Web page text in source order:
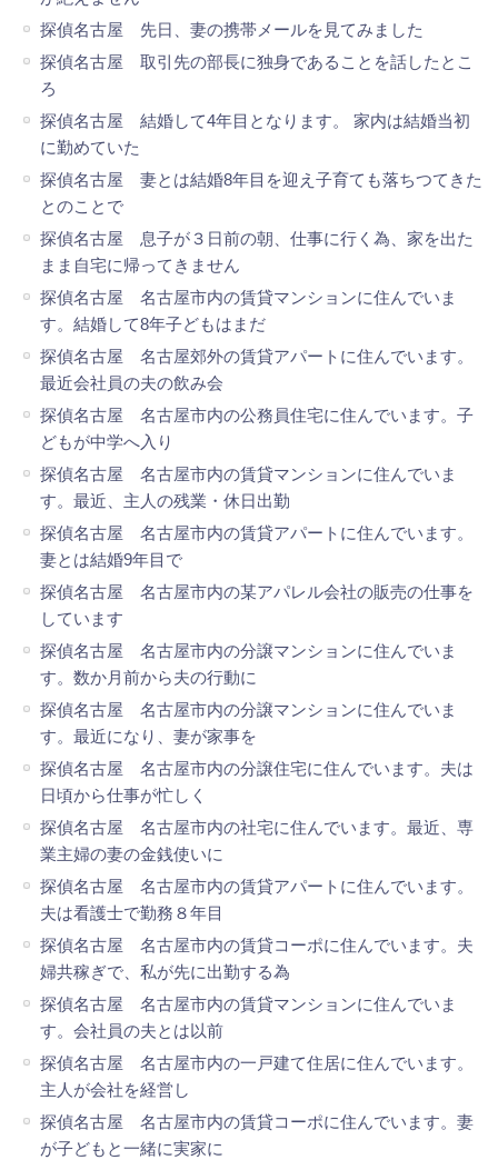
探偵名古屋 先日、妻の携帯メールを見てみました
探偵名古屋 取引先の部長に独身であることを話したとこ
ろ
探偵名古屋 結婚して4年目となります。 家内は結婚当初
に勤めていた
探偵名古屋 妻とは結婚8年目を迎え子育ても落ちつてきた
とのことで
探偵名古屋 息子が３日前の朝、仕事に行く為、家を出た
まま自宅に帰ってきません
探偵名古屋 名古屋市内の賃貸マンションに住んでいま
す。結婚して8年子どもはまだ
探偵名古屋 名古屋郊外の賃貸アパートに住んでいます。
最近会社員の夫の飲み会
探偵名古屋 名古屋市内の公務員住宅に住んでいます。子
どもが中学へ入り
探偵名古屋 名古屋市内の賃貸マンションに住んでいま
す。最近、主人の残業・休日出勤
探偵名古屋 名古屋市内の賃貸アパートに住んでいます。
妻とは結婚9年目で
探偵名古屋 名古屋市内の某アパレル会社の販売の仕事を
しています
探偵名古屋 名古屋市内の分譲マンションに住んでいま
す。数か月前から夫の行動に
探偵名古屋 名古屋市内の分譲マンションに住んでいま
す。最近になり、妻が家事を
探偵名古屋 名古屋市内の分譲住宅に住んでいます。夫は
日頃から仕事が忙しく
探偵名古屋 名古屋市内の社宅に住んでいます。最近、専
業主婦の妻の金銭使いに
探偵名古屋 名古屋市内の賃貸アパートに住んでいます。
夫は看護士で勤務８年目
探偵名古屋 名古屋市内の賃貸コーポに住んでいます。夫
婦共稼ぎで、私が先に出勤する為
探偵名古屋 名古屋市内の賃貸マンションに住んでいま
す。会社員の夫とは以前
探偵名古屋 名古屋市内の一戸建て住居に住んでいます。
主人が会社を経営し
探偵名古屋 名古屋市内の賃貸コーポに住んでいます。妻
が子どもと一緒に実家に